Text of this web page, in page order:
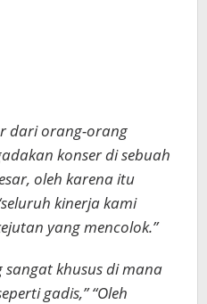
dari orang-orang
konser di sebuah
oleh karena itu
kinerja kami
yang mencolok.”
sangat khusus di mana
gadis,” “Oleh